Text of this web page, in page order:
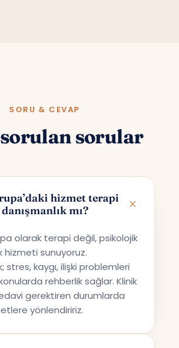
SORU & CEVAP
sorulan sorular
hizmet terapi
mı?
olarak terapi değil, psikolojik
hizmeti sunuyoruz.
stres, kaygı, ilişki problemleri
rehberlik sağlar. Klinik
gerektiren durumlarda
yönlendiririz.